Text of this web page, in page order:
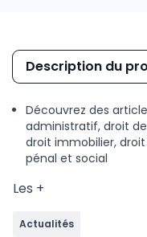
Description du
Découvrez des
administratif, droit
droit immobilier,
pénal et social
Les +
Actualités